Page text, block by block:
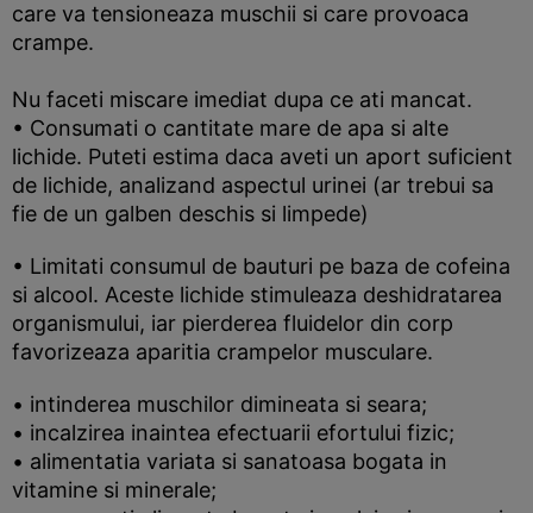
care va tensioneaza muschii si care provoaca
crampe.
Nu faceti miscare imediat dupa ce ati mancat.
• Consumati o cantitate mare de apa si alte
lichide. Puteti estima daca aveti un aport suficient
de lichide, analizand aspectul urinei (ar trebui sa
fie de un galben deschis si limpede)
• Limitati consumul de bauturi pe baza de cofeina
si alcool. Aceste lichide stimuleaza deshidratarea
organismului, iar pierderea fluidelor din corp
favorizeaza aparitia crampelor musculare.
• intinderea muschilor dimineata si seara;
• incalzirea inaintea efectuarii efortului fizic;
• alimentatia variata si sanatoasa bogata in
vitamine si minerale;